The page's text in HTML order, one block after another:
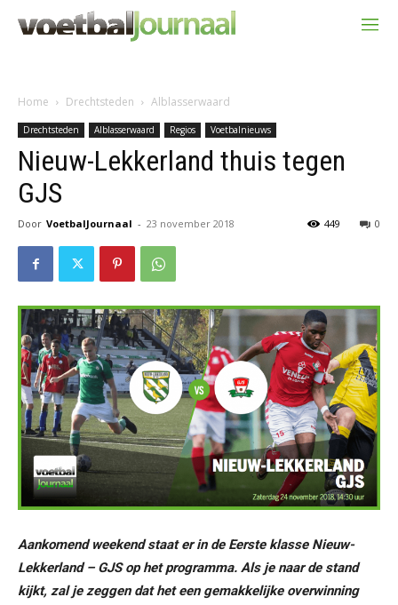
Home Drechtsteden Alblasserwaard
Drechtsteden Alblasserwaard Regios Voetbalnieuws
Nieuw-Lekkerland thuis tegen
GJS
Door VoetbalJournaal - 23 november 2018 0
449
Aankomend weekend staat er in de Eerste klasse Nieuw-
Lekkerland – GJS op het programma. Als je naar de stand
kijkt, zal je zeggen dat het een gemakkelijke overwinning